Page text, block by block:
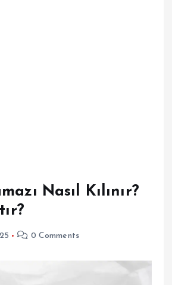
Nasıl Kılınır?
0 Comments